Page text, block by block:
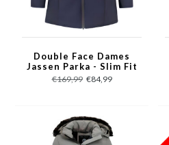
Double Face Dames
Jassen Parka - Slim Fit
- 2161B - Blauw
€169,99 €84,99